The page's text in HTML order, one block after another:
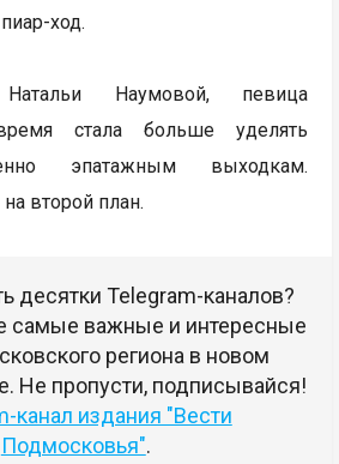
ход.
Наумовой, певица
стала больше уделять
эпатажным выходкам.
второй план.
десятки Telegram-каналов?
самые важные и интересные
региона в новом
Не пропусти, подписывайся!
канал издания "Вести
Подмосковья".